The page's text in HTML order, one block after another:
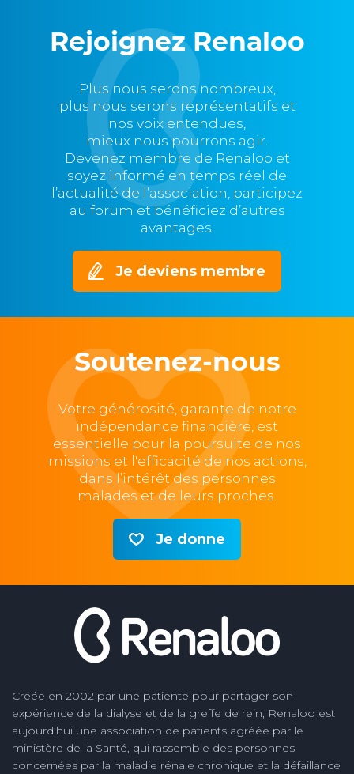
Rejoignez Renaloo
Plus nous serons nombreux,
plus nous serons représentatifs et
nos voix entendues,
mieux nous pourrons agir.
Devenez membre de Renaloo et
soyez informé en temps réel de
l’actualité de l’association, participez
au forum et bénéficiez d’autres
avantages.
Je deviens membre
Soutenez-nous
Votre générosité, garante de notre
indépendance financière, est
essentielle pour la poursuite de nos
missions et l'efficacité de nos actions,
dans l’intérêt des personnes
malades et de leurs proches.
Je donne
Créée en 2002 par une patiente pour partager son
expérience de la dialyse et de la greffe de rein, Renaloo est
aujourd’hui une association de patients agréée par le
ministère de la Santé, qui rassemble des personnes
concernées par la maladie rénale chronique et la défaillance